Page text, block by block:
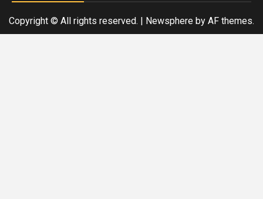
Copyright © All rights reserved. Newsphere by AF themes.